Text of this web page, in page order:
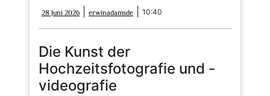
28 Juni 2026
Juni
2026
erwinadamsde erwinadamsde
10:40
Die Kunst der
Hochzeitsfotografie und -
videografie